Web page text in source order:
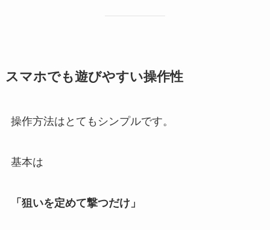
スマホでも遊びやすい操作性
操作方法はとてもシンプルです。
基本は
「狙いを定めて撃つだけ」